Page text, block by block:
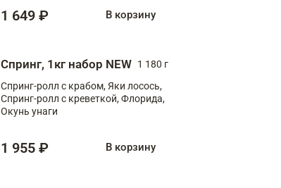
1 649 ₽ В корзину
Спринг, 1кг набор NEW 1 180 г
Спринг-ролл с крабом, Яки лосось,
Спринг-ролл с креветкой, Флорида,
Окунь унаги
1 955 ₽ В корзину